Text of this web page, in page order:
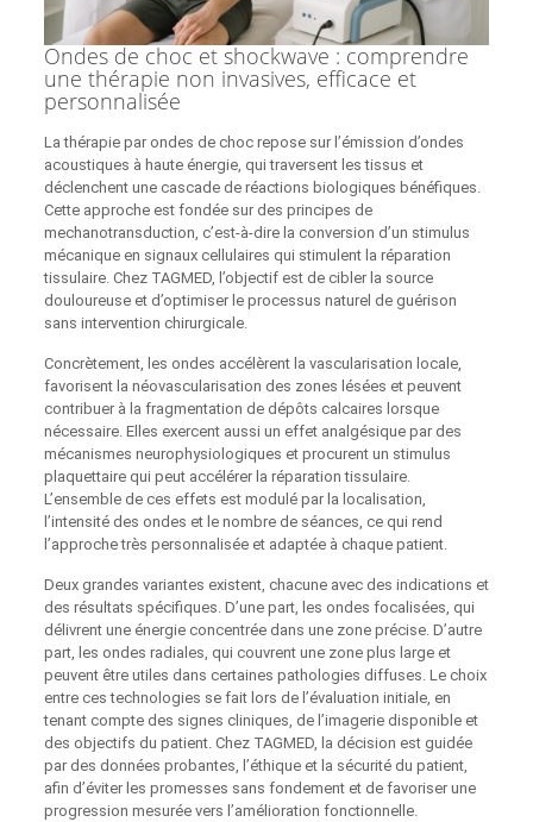
Ondes de choc et shockwave : comprendre
une thérapie non invasives, efficace et
personnalisée
La thérapie par ondes de choc repose sur l’émission d’ondes
acoustiques à haute énergie, qui traversent les tissus et
déclenchent une cascade de réactions biologiques bénéfiques.
Cette approche est fondée sur des principes de
mechanotransduction, c’est‑à‑dire la conversion d’un stimulus
mécanique en signaux cellulaires qui stimulent la réparation
tissulaire. Chez TAGMED, l’objectif est de cibler la source
douloureuse et d’optimiser le processus naturel de guérison
sans intervention chirurgicale.
Concrètement, les ondes accélèrent la vascularisation locale,
favorisent la néovascularisation des zones lésées et peuvent
contribuer à la fragmentation de dépôts calcaires lorsque
nécessaire. Elles exercent aussi un effet analgésique par des
mécanismes neurophysiologiques et procurent un stimulus
plaquettaire qui peut accélérer la réparation tissulaire.
L’ensemble de ces effets est modulé par la localisation,
l’intensité des ondes et le nombre de séances, ce qui rend
l’approche très personnalisée et adaptée à chaque patient.
Deux grandes variantes existent, chacune avec des indications et
des résultats spécifiques. D’une part, les ondes focalisées, qui
délivrent une énergie concentrée dans une zone précise. D’autre
part, les ondes radiales, qui couvrent une zone plus large et
peuvent être utiles dans certaines pathologies diffuses. Le choix
entre ces technologies se fait lors de l’évaluation initiale, en
tenant compte des signes cliniques, de l’imagerie disponible et
des objectifs du patient. Chez TAGMED, la décision est guidée
par des données probantes, l’éthique et la sécurité du patient,
afin d’éviter les promesses sans fondement et de favoriser une
progression mesurée vers l’amélioration fonctionnelle.